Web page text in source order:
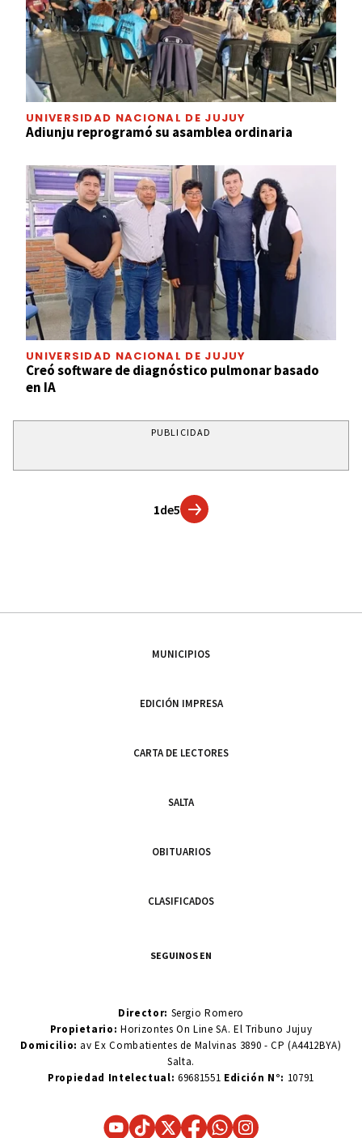
UNIVERSIDAD NACIONAL DE JUJUY
Adiunju reprogramó su asamblea ordinaria
UNIVERSIDAD NACIONAL DE JUJUY
Creó software de diagnóstico pulmonar basado
en IA
PUBLICIDAD
1de5
MUNICIPIOS
EDICIÓN IMPRESA
CARTA DE LECTORES
SALTA
OBITUARIOS
CLASIFICADOS
SEGUINOS EN
Director: Sergio Romero
Propietario:Horizontes On Line SA. El Tribuno Jujuy
Domicilio: av Ex Combatientes de Malvinas 3890 - CP (A4412BYA)
Salta.
Propiedad Intelectual: 69681551 Edición N°: 10791